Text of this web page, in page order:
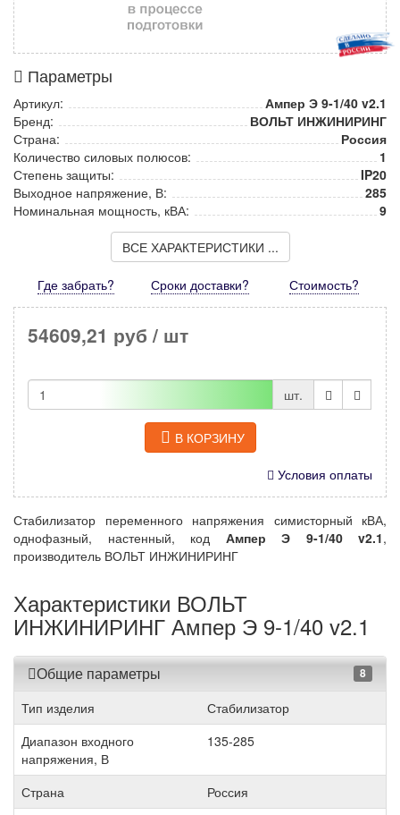
Параметры
Артикул:
Ампер Э 9-1/40 v2.1
Бренд:
ВОЛЬТ ИНЖИНИРИНГ
Страна:
Россия
Количество силовых полюсов:
1
Степень защиты:
IP20
Выходное напряжение, В:
285
Номинальная мощность, кВА:
9
ВСЕ ХАРАКТЕРИСТИКИ ...
Где забрать? Сроки доставки? Стоимость?
54609,21 руб / шт
шт.
В КОРЗИНУ
Условия оплаты
Стабилизатор переменного напряжения симисторный кВА,
однофазный, настенный, код Ампер Э 9-1/40 v2.1,
производитель ВОЛЬТ ИНЖИНИРИНГ
Характеристики ВОЛЬТ
ИНЖИНИРИНГ Ампер Э 9-1/40 v2.1
Общие параметры 8
Тип изделия
Стабилизатор
Диапазон входного
напряжения, В
135-285
Страна
Россия